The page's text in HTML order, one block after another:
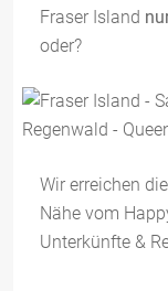
Fraser Island
oder?
Wir erreichen
Nähe vom
Unterkünfte &